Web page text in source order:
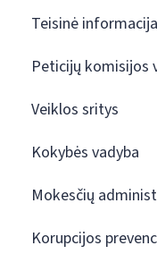
Teisinė informacija
Peticijų komisijos
Veiklos sritys
Kokybės vadyba
Mokesčių
Korupcijos